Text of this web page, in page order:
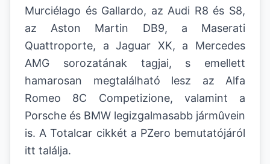
Murciélago és Gallardo, az Audi R8 és S8,
az Aston Martin DB9, a Maserati
Quattroporte, a Jaguar XK, a Mercedes
AMG sorozatának tagjai, s emellett
hamarosan megtalálható lesz az Alfa
Romeo 8C Competizione, valamint a
Porsche és BMW legizgalmasabb jármûvein
is. A Totalcar cikkét a PZero bemutatójáról
itt találja.